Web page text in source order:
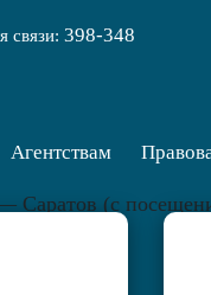
связи:398-348
Агентствам
Саратов (с